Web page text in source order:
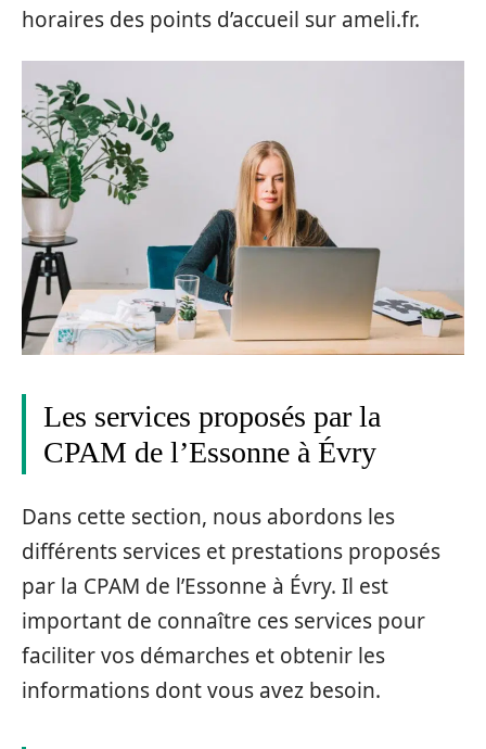
horaires des points d’accueil sur ameli.fr.
Les services proposés par la
CPAM de l’Essonne à Évry
Dans cette section, nous abordons les
différents services et prestations proposés
par la CPAM de l’Essonne à Évry. Il est
important de connaître ces services pour
faciliter vos démarches et obtenir les
informations dont vous avez besoin.